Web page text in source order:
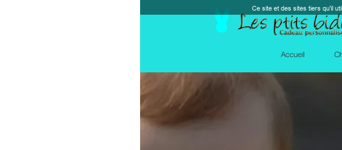
SOLDES et
Ce site et des sites tiers qu'il utilise collectent des cookies pour les